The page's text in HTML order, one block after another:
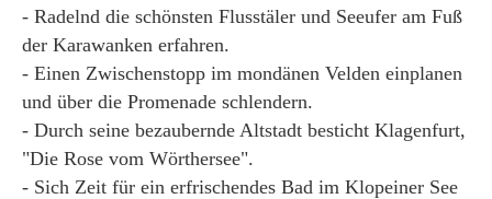
- Radelnd die schönsten Flusstäler und Seeufer am Fuß
der Karawanken erfahren.
- Einen Zwischenstopp im mondänen Velden einplanen
und über die Promenade schlendern.
- Durch seine bezaubernde Altstadt besticht Klagenfurt,
"Die Rose vom Wörthersee".
- Sich Zeit für ein erfrischendes Bad im Klopeiner See